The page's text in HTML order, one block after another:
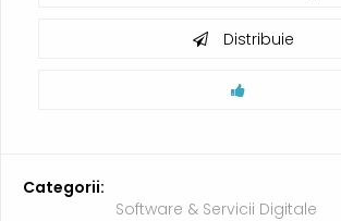
Distribuie
Categorii:
Software & Servicii Digitale